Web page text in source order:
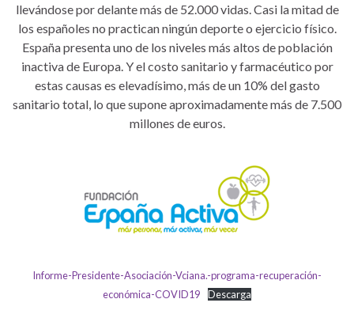
llevándose por delante más de 52.000 vidas. Casi la mitad de
los españoles no practican ningún deporte o ejercicio físico.
España presenta uno de los niveles más altos de población
inactiva de Europa. Y el costo sanitario y farmacéutico por
estas causas es elevadísimo, más de un 10% del gasto
sanitario total, lo que supone aproximadamente más de 7.500
millones de euros.
Informe-Presidente-Asociación-Vciana.-programa-recuperación-
económica-COVID19
Descarga